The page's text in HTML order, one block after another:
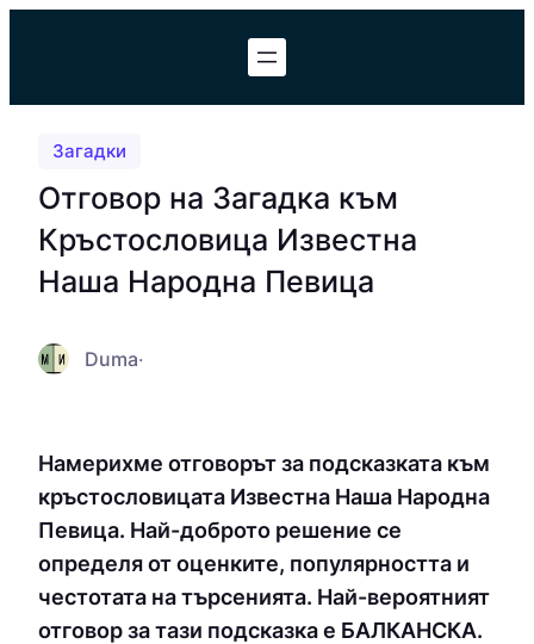
Загадки
Отговор на Загадка към
Кръстословица Известна
Наша Народна Певица
Duma·
Намерихме отговорът за подсказката към
кръстословицата Известна Наша Народна
Певица. Най-доброто решение се
определя от оценките, популярността и
честотата на търсенията. Най-вероятният
отговор за тази подсказка е БAЛКAНCКA.